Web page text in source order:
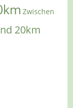
Zwischen
20km